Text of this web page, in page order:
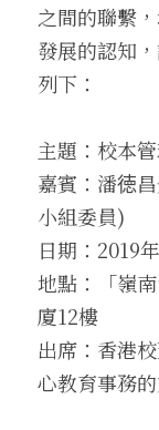
之間的聯繫
發展的認知
列下：
主題：校本
嘉賓：潘徳
小組委員)
日期：2019
地點：「嶺
廈12樓
出席：香港
心教育事務